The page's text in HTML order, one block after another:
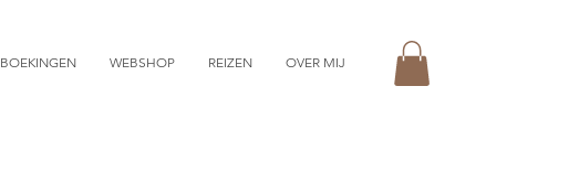
BOEKINGEN WEBSHOP REIZEN OVER MIJ